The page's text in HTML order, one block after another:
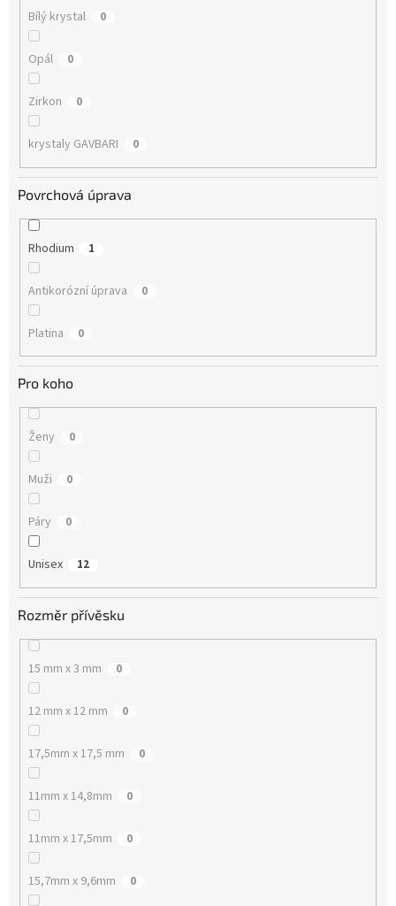
Bílý krystal 0
Opál 0
Zirkon 0
krystaly GAVBARI 0
Povrchová úprava
Rhodium 1
Antikorózní úprava 0
Platina 0
Pro koho
Ženy 0
Muži 0
Páry 0
Unisex 12
Rozměr přívěsku
15 mm x 3 mm 0
12 mm x 12 mm 0
17,5mm x 17,5 mm 0
11mm x 14,8mm 0
11mm x 17,5mm 0
15,7mm x 9,6mm 0